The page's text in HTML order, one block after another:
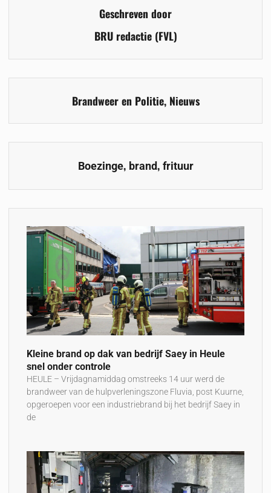
Geschreven door
BRU redactie (FVL)
Brandweer en Politie, Nieuws
Boezinge, brand, frituur
Kleine brand op dak van bedrijf Saey in Heule
snel onder controle
HEULE – Vrijdagnamiddag omstreeks 14 uur werd de
brandweer van de hulpverleningszone Fluvia, post Kuurne,
opgeroepen voor een industriebrand bij het bedrijf Saey in
de